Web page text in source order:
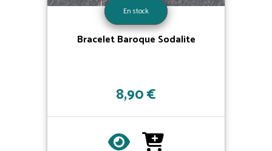
En stock
Bracelet Baroque Sodalite
8,90 €